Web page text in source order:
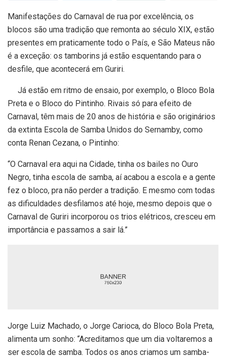
Manifestações do Carnaval de rua por excelência, os
blocos são uma tradição que remonta ao século XIX, estão
presentes em praticamente todo o País, e São Mateus não
é a exceção: os tamborins já estão esquentando para o
desfile, que acontecerá em Guriri.
Já estão em ritmo de ensaio, por exemplo, o Bloco Bola
Preta e o Bloco do Pintinho. Rivais só para efeito de
Carnaval, têm mais de 20 anos de história e são originários
da extinta Escola de Samba Unidos do Sernamby, como
conta Renan Cezana, o Pintinho:
“O Carnaval era aqui na Cidade, tinha os bailes no Ouro
Negro, tinha escola de samba, aí acabou a escola e a gente
fez o bloco, pra não perder a tradição. E mesmo com todas
as dificuldades desfilamos até hoje, mesmo depois que o
Carnaval de Guriri incorporou os trios elétricos, cresceu em
importância e passamos a sair lá.”
Jorge Luiz Machado, o Jorge Carioca, do Bloco Bola Preta,
alimenta um sonho: “Acreditamos que um dia voltaremos a
ser escola de samba. Todos os anos criamos um samba-